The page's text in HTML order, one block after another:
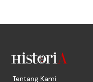
Tentang Kami